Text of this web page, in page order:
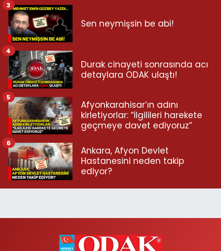
Sen neymişsin be abi!
3
Durak cinayeti sonrasında acı
detaylara ODAK ulaştı!
4
Afyonkarahisar’ın adını
kirletiyorlar: “İlgilileri harekete
geçmeye davet ediyoruz”
5
Ankara, Afyon Devlet
Hastanesini neden takip
ediyor?
6